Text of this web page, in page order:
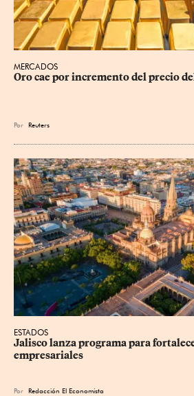
MERCADOS
Oro cae por incremento del precio
Por Reuters
ESTADOS
Jalisco lanza programa para
empresariales
Por Redacción El Economista